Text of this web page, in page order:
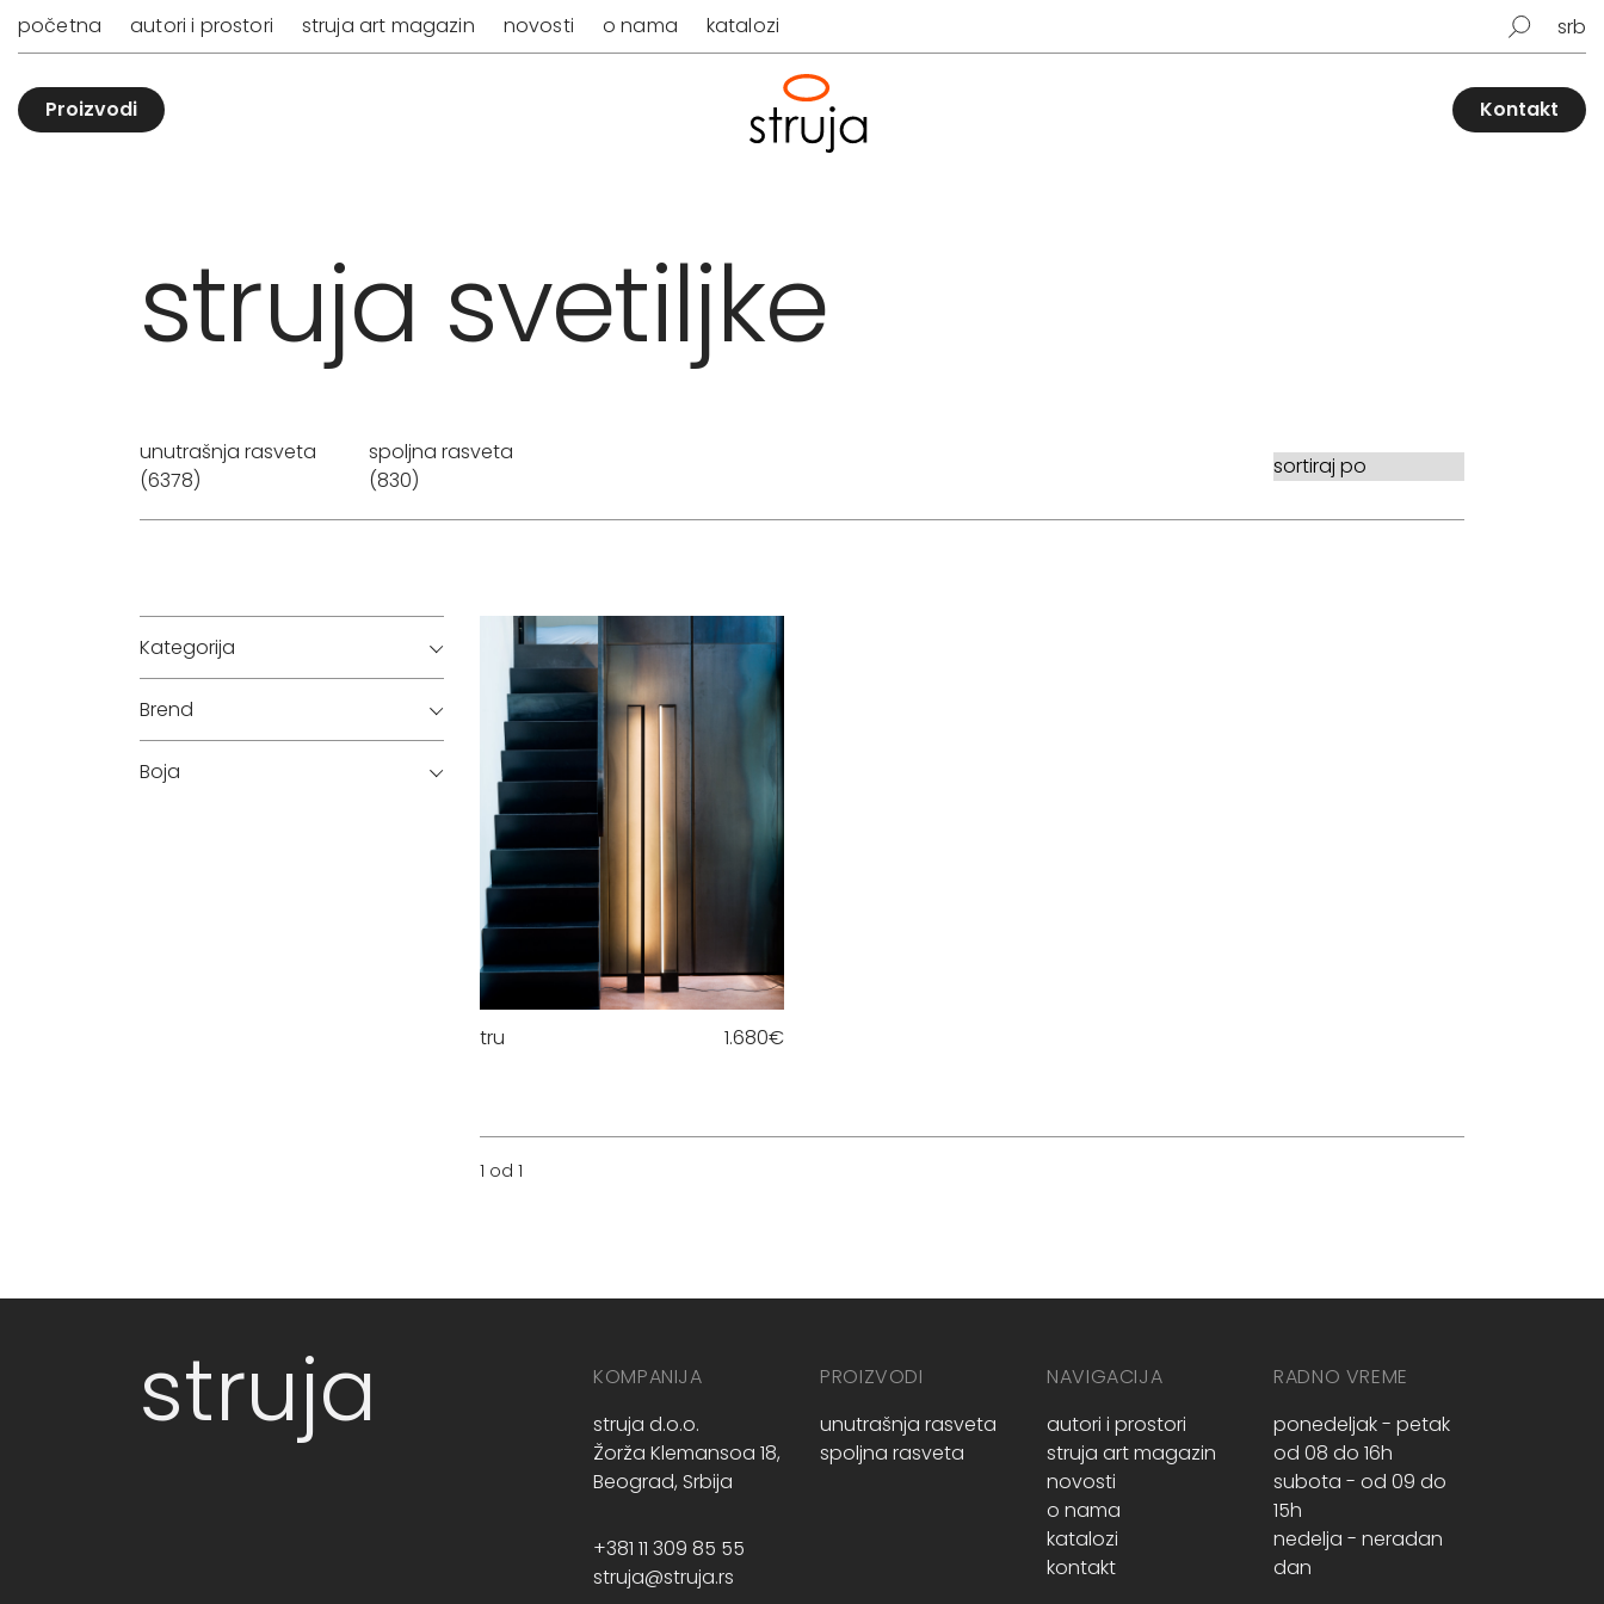
početna autori i prostori struja art magazin novosti o nama katalozi srb
Proizvodi Kontakt
struja svetiljke
unutrašnja rasveta
(6378)
spoljna rasveta
(830)
Kategorija
Brend
Boja
tru 1.680€
1 od 1
struja
KOMPANIJA
struja d.o.o.
Žorža Klemansoa 18,
Beograd, Srbija
+381 11 309 85 55
struja@struja.rs
PROIZVODI
unutrašnja rasveta
spoljna rasveta
NAVIGACIJA
autori i prostori
struja art magazin
novosti
o nama
katalozi
kontakt
RADNO VREME
ponedeljak - petak
od 08 do 16h
subota - od 09 do
15h
nedelja - neradan
dan